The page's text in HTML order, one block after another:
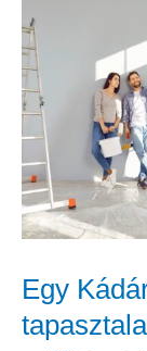
Egy
Kádár-
kocka
felújításának
tapasztalatai